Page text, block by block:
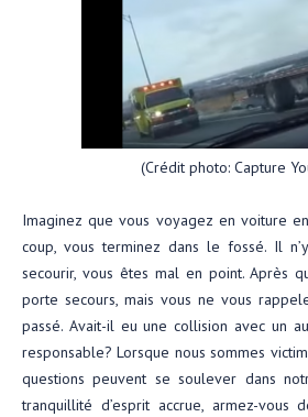
(Crédit photo: Capture
Imaginez que vous voyagez en voiture
coup, vous terminez dans le fossé. Il
secourir, vous êtes mal en point. Après
porte secours, mais vous ne vous
passé. Avait-il eu une collision avec un
responsable? Lorsque nous sommes
questions peuvent se soulever dans
tranquillité d’esprit accrue, armez-vous